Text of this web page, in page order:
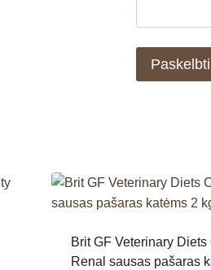
Brit GF Veterinary Diets
Renal sausas pašaras